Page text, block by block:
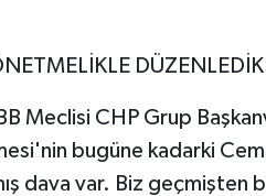
DÜZENLEDİK
Meclisi CHP Grup
bugüne kadarki
dava var. Biz geçmişten